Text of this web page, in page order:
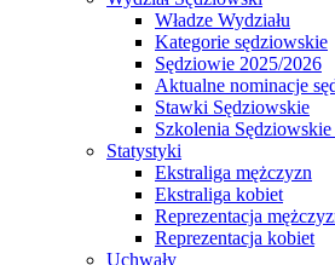
Władze Wydziału
Kategorie sędziowskie
Sędziowie 2025/2026
Aktualne nominacje
Stawki Sędziowskie
Szkolenia
Statystyki
Ekstraliga mężczyzn
Ekstraliga kobiet
Reprezentacja
Reprezentacja kobiet
Uchwały